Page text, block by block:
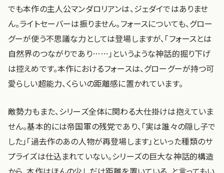
でも本作の主人公マンダロリアンは、ジェダイではありませ
ん。ライトセーバーは振りません。フォースについても、グロー
グーが使う不思議な力としては登場しますが、「フォースとは
自然界のつながりであり……」というような神話的掘り下げ
は控えめです。本作におけるフォースは、グローグーが持つ可
愛らしい超能力、くらいの距離感に置かれています。
敵勢力もまた、シリーズ全体に関わる大仕掛けは抱えていま
せん。基本的には帝国軍の残党であり、「実は誰々の隠し子で
した」「過去作のあの人物が再登場します」といった種類のサ
プライズは仕込まれていない。シリーズの巨大な神話的構造